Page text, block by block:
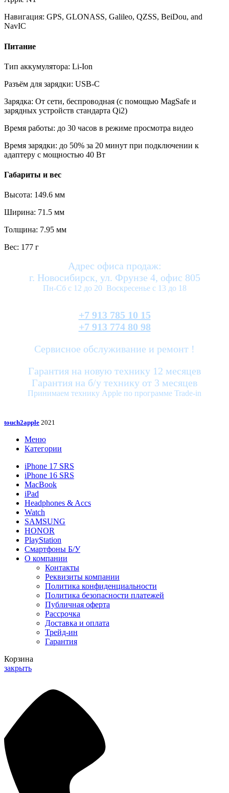
Навигация: GPS, GLONASS, Galileo, QZSS, BeiDou, and
NavIC
Питание
Тип аккумулятора: Li-Ion
Разъём для зарядки: USB-C
Зарядка: От сети, беспроводная (с помощью MagSafe и
зарядных устройств стандарта Qi2)
Время работы: до 30 часов в режиме просмотра видео
Время зарядки: до 50% за 20 минут при подключении к
адаптеру с мощностью 40 Вт
Габариты и вес
Высота: 149.6 мм
Ширина: 71.5 мм
Толщина: 7.95 мм
Вес: 177 г
Адрес офиса продаж:
г. Новосибирск, ул. Фрунзе 4, офис 805
Пн-Сб с 12 до 20 Воскресенье с 13 до 18
+7 913 785 10 15
+7 913 774 80 98
Сервисное обслуживание и ремонт !
Гарантия на новую технику 12 месяцев
Гарантия на б/у технику от 3 месяцев
Принимаем технику Apple по программе Trade-in
touch2apple 2021
Меню
Категории
iPhone 17 SRS
iPhone 16 SRS
MacBook
iPad
Headphones & Accs
Watch
SAMSUNG
HONOR
PlayStation
Смартфоны Б/У
О компании
Контакты
Реквизиты компании
Политика конфиденциальности
Политика безопасности платежей
Публичная оферта
Рассрочка
Доставка и оплата
Трейд-ин
Гарантия
Корзина
закрыть